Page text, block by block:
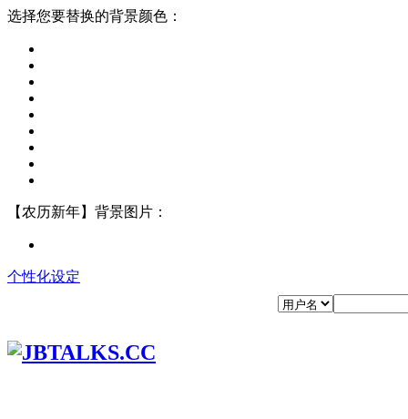
选择您要替换的背景颜色：
【农历新年】背景图片：
个性化设定